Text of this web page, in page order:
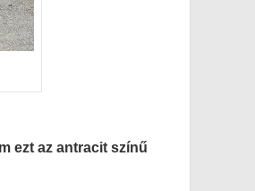
ezt az antracit színű